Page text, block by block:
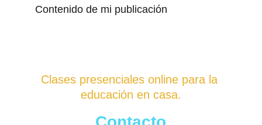
Contenido de mi publicación
Clases presenciales online para la
educación en casa.